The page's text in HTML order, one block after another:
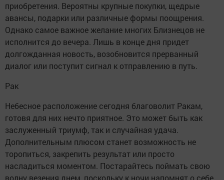
приобретения. Вероятны крупные покупки, щедрые
авансы, подарки или различные формы поощрения.
Однако самое важное желание многих Близнецов не
исполнится до вечера. Лишь в конце дня придет
долгожданная новость, возобновится прерванный
диалог или поступит сигнал к отправлению в путь.
Рак
Небесное расположение сегодня благоволит Ракам,
готовя для них нечто приятное. Это может быть как
заслуженный триумф, так и случайная удача.
Дополнительным плюсом станет возможность не
торопиться, закрепить результат или просто
насладиться моментом. Постарайтесь поймать свою
волну везения днем, поскольку к ночи напомнят о себе